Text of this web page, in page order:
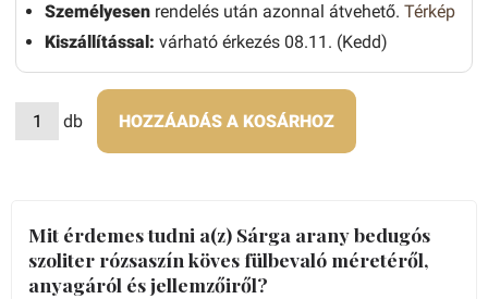
Személyesen rendelés után azonnal átvehető. Térkép
Kiszállítással: várható érkezés 08.11. (Kedd)
db HOZZÁADÁS A KOSÁRHOZ
Mit érdemes tudni a(z) Sárga arany bedugós
szoliter rózsaszín köves fülbevaló méretéről,
anyagáról és jellemzőiről?